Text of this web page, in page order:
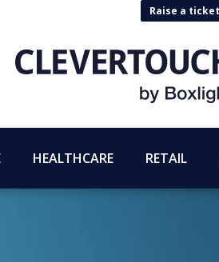
Raise a ticket
HEALTHCARE RETAIL